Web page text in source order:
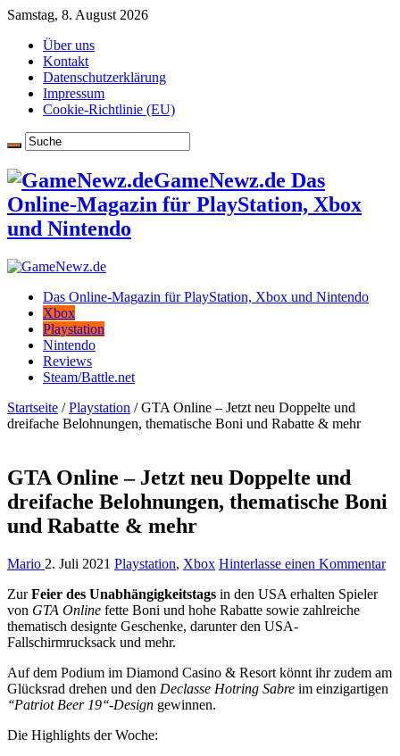
Samstag, 8. August 2026
Über uns
Kontakt
Datenschutzerklärung
Impressum
Cookie-Richtlinie (EU)
GameNewz.de Das
Online-Magazin für PlayStation, Xbox
und Nintendo
Das Online-Magazin für PlayStation, Xbox und Nintendo
Xbox
Playstation
Nintendo
Reviews
Steam/Battle.net
Startseite / Playstation / GTA Online – Jetzt neu Doppelte und
dreifache Belohnungen, thematische Boni und Rabatte & mehr
GTA Online – Jetzt neu Doppelte und
dreifache Belohnungen, thematische Boni
und Rabatte & mehr
Mario 2. Juli 2021 Playstation, Xbox Hinterlasse einen Kommentar
ZurFeier des Unabhängigkeitstags in den USA erhalten Spieler
von GTA Online fette Boni und hohe Rabatte sowie zahlreiche
thematisch designte Geschenke, darunter den USA-
Fallschirmrucksack und mehr.
Auf dem Podium im Diamond Casino & Resort könnt ihr zudem am
Glücksrad drehen und den Declasse Hotring Sabre im einzigartigen
‘‘Patriot Beer 19‘‘-Design gewinnen.
Die Highlights der Woche: